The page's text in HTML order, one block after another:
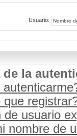
Usuario:
de la
usuario
nombre de